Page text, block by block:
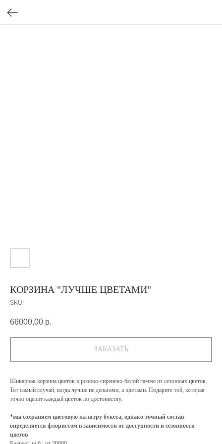
КОРЗИНА "ЛУЧШЕ ЦВЕТАМИ"
SKU:
66000,00 р.
ЗАКАЗАТЬ
Шикарная корзина цветов в розово-сиренево-белой гамме из сезонных цветов.
Тот самый случай, когда лучше не деньгами, а цветами. Подарите той, которая
точно оценит каждый цветок по достоинству.
*мы сохраняем цветовую палитру букета, однако точный состав
определяется флористом в зависимости от доступности и сезонности
цветов